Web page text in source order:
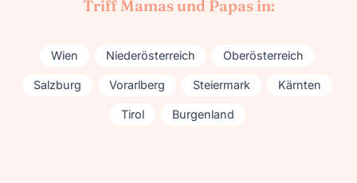
Triff Mamas und Papas in:
Wien Niederösterreich Oberösterreich
Salzburg Vorarlberg Steiermark Kärnten
Tirol Burgenland